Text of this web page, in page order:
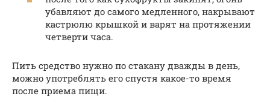
убавляют до самого медленного, накрывают
кастрюлю крышкой и варят на протяжении
четверти часа.
Пить средство нужно по стакану дважды в день,
можно употреблять его спустя какое-то время
после приема пищи.